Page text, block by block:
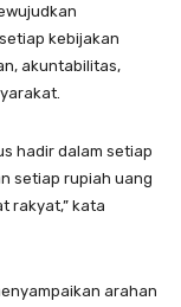
kebijakan
akuntabilitas,
hadir dalam setiap
setiap rupiah uang
rakyat,” kata
arahan